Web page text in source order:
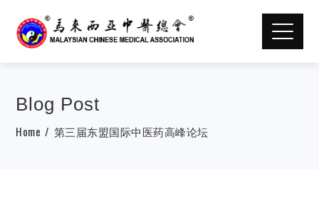
Blog Post
Home 第三届东盟国际中医药高峰论坛